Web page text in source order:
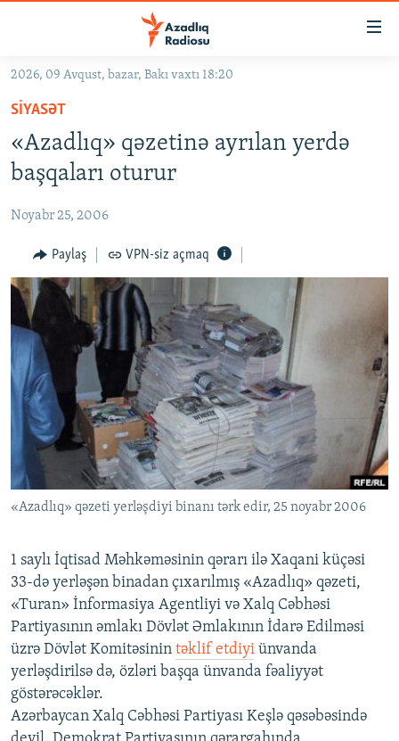
Əsas
qayıt
Əsas
naviqasiyaya
qayıt
Axtarışa
GÜNDƏM
#İZAHLA
KORRUPSIOMETR
#ƏSLINDƏ
FƏRQƏ BAX
QANUNI DOĞRU
ARAŞDIRMA
MULTIMEDIA
VIDEO
FOTOQALEREYA
İNFOQRAFIKA
KARIKATURA
RADIO ARXIV
OXU ZALI
AZƏRBAYCAN ƏDƏBIYYATI KITABXANASI
İSLAM VƏ DEMOKRATIYA
İZ - MƏDƏNIYYƏT PROQRAMI
HAQQIMIZDA
MISSIYAMIZ
PEŞƏ ETIKASI VƏ JURNALISTIKA STANDARTLARIMIZ
MATERIALLARIMIZDAN ISTIFADƏ
AZADLIQRADIOSU MOBIL TELEFONUNUZDA
XƏBƏR BÜLLETENLƏRIMIZ
BIZI IZLƏ
RFE/RL-in bütün saytları
2026, 09 Avqust, bazar, Bakı vaxtı 18:20
SIYASƏT
«Azadlıq» qəzetinə ayrılan yerdə
başqaları oturur
Noyabr 25, 2006
Paylaş VPN-siz açmaq
«Azadlıq» qəzeti yerləşdiyi binanı tərk edir, 25 noyabr 2006
1 saylı İqtisad Məhkəməsinin qərarı ilə Xaqani küçəsi
33-də yerləşən binadan çıxarılmış «Azadlıq» qəzeti,
«Turan» İnformasiya Agentliyi və Xalq Cəbhəsi
Partiyasının əmlakı Dövlət Əmlakının İdarə Edilməsi
üzrə Dövlət Komitəsinin təklif etdiyi ünvanda
yerləşdirilsə də, özləri başqa ünvanda fəaliyyət
göstərəcəklər.
Azərbaycan Xalq Cəbhəsi Partiyası Keşlə qəsəbəsində